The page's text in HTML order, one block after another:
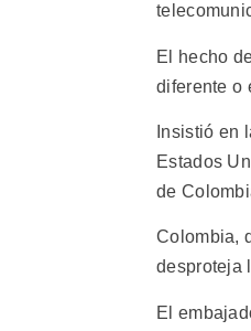
El hecho
diferente o
Insistió en
Estados
de
Colombia,
desproteja
El